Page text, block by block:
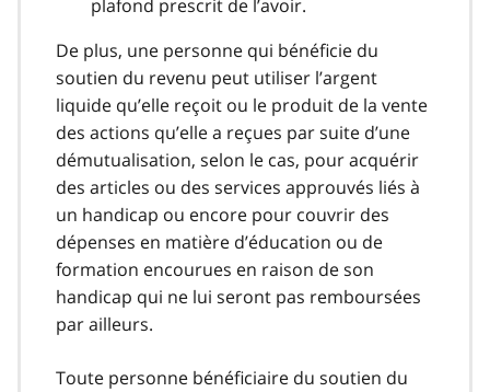
plafond prescrit de l’avoir.
De plus, une personne qui bénéficie du
soutien du revenu peut utiliser l’argent
liquide qu’elle reçoit ou le produit de la vente
des actions qu’elle a reçues par suite d’une
démutualisation, selon le cas, pour acquérir
des articles ou des services approuvés liés à
un handicap ou encore pour couvrir des
dépenses en matière d’éducation ou de
formation encourues en raison de son
handicap qui ne lui seront pas remboursées
par ailleurs.
Toute personne bénéficiaire du soutien du